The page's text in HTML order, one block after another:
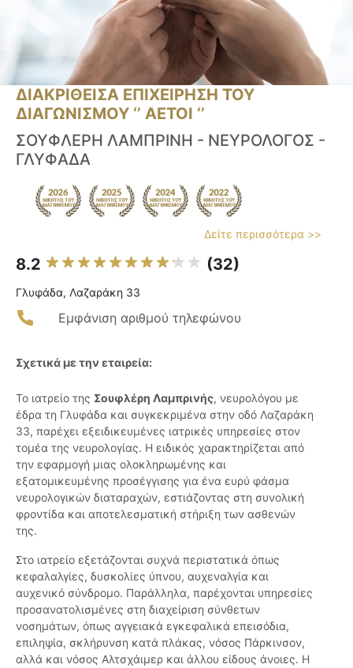
ΔΙΑΚΡΙΘΕΙΣΑ ΕΠΙΧΕΙΡΗΣΗ ΤΟΥ
ΔΙΑΓΩΝΙΣΜΟΥ ‘’ ΑΕΤΟΙ ‘’
ΣΟΥΦΛΕΡΗ ΛΑΜΠΡΙΝΗ - ΝΕΥΡΟΛΟΓΟΣ -
ΓΛΥΦΑΔΑ
Δείτε περισσότερα >>
8.2 (32)
Γλυφάδα, Λαζαράκη 33
Εμφάνιση αριθμού τηλεφώνου
Σχετικά με την εταιρεία:
Το ιατρείο της Σουφλέρη Λαμπρινής, νευρολόγου με
έδρα τη Γλυφάδα και συγκεκριμένα στην οδό Λαζαράκη
33, παρέχει εξειδικευμένες ιατρικές υπηρεσίες στον
τομέα της νευρολογίας. Η ειδικός χαρακτηρίζεται από
την εφαρμογή μιας ολοκληρωμένης και
εξατομικευμένης προσέγγισης για ένα ευρύ φάσμα
νευρολογικών διαταραχών, εστιάζοντας στη συνολική
φροντίδα και αποτελεσματική στήριξη των ασθενών
της.
Στο ιατρείο εξετάζονται συχνά περιστατικά όπως
κεφαλαλγίες, δυσκολίες ύπνου, αυχεναλγία και
αυχενικό σύνδρομο. Παράλληλα, παρέχονται υπηρεσίες
προσανατολισμένες στη διαχείριση σύνθετων
νοσημάτων, όπως αγγειακά εγκεφαλικά επεισόδια,
επιληψία, σκλήρυνση κατά πλάκας, νόσος Πάρκινσον,
αλλά και νόσος Αλτσχάιμερ και άλλου είδους άνοιες. Η